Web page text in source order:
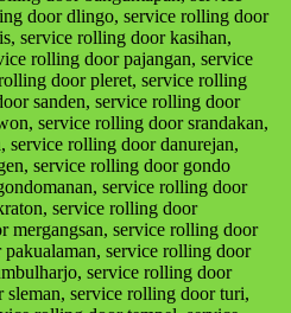
door dlingo, service rolling door
service rolling door kasihan,
rolling door pajangan, service
door pleret, service rolling
sanden, service rolling door
service rolling door srandakan,
service rolling door danurejan,
service rolling door gondo
service rolling door
service rolling door
mergangsan, service rolling door
service rolling door
service rolling door
service rolling door turi,